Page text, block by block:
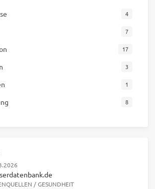
4
7
17
3
1
8
/GESUNDHEIT